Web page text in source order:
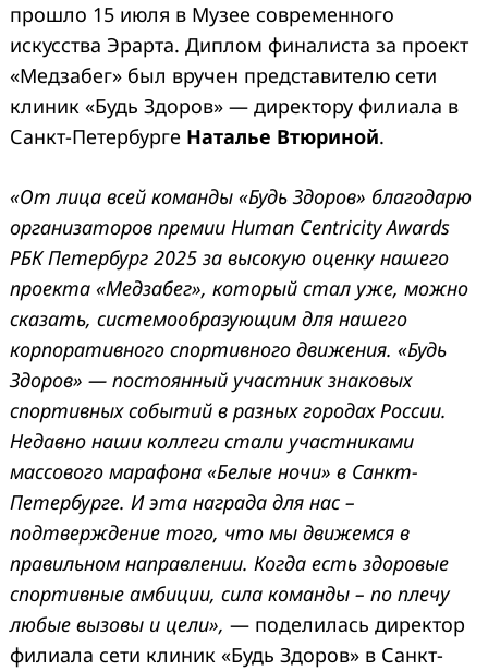
прошло 15 июля в Музее современного
искусства Эрарта. Диплом финалиста за проект
«Медзабег» был вручен представителю сети
клиник «Будь Здоров» — директору филиала в
Санкт-Петербурге Наталье Втюриной.
«От лица всей команды «Будь Здоров» благодарю
организаторов премии Human Centricity Awards
РБК Петербург 2025 за высокую оценку нашего
проекта «Медзабег», который стал уже, можно
сказать, системообразующим для нашего
корпоративного спортивного движения. «Будь
Здоров» — постоянный участник знаковых
спортивных событий в разных городах России.
Недавно наши коллеги стали участниками
массового марафона «Белые ночи» в Санкт-
Петербурге. И эта награда для нас –
подтверждение того, что мы движемся в
правильном направлении. Когда есть здоровые
спортивные амбиции, сила команды – по плечу
любые вызовы и цели», — поделилась директор
филиала сети клиник «Будь Здоров» в Санкт-